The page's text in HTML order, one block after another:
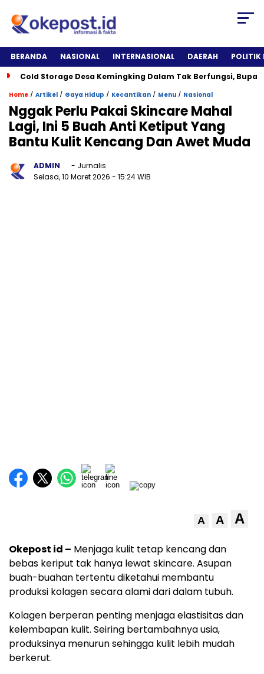
BERANDA NASIONAL INTERNASIONAL DAERAH
POLITIK
Cold Storage Desa Kemingking Dalam Tak Berfungsi,
Home / Artikel / Gaya Hidup / Kecantikan / Menu / Nasional
Nggak Perlu Pakai Skincare Mahal
Lagi, Ini 5 Buah Anti Ketiput Yang
Bantu Kulit Kencang Dan Awet Muda
ADMIN
- Jurnalis
Selasa, 10 Maret 2026 - 15:24 WIB
A A A
Okepost id – Menjaga kulit tetap kencang dan
bebas keriput tak hanya lewat skincare. Asupan
buah-buahan tertentu diketahui membantu
produksi kolagen secara alami dari dalam tubuh.
Kolagen berperan penting menjaga elastisitas dan
kelembapan kulit. Seiring bertambahnya usia,
produksinya menurun sehingga kulit lebih mudah
berkerut.